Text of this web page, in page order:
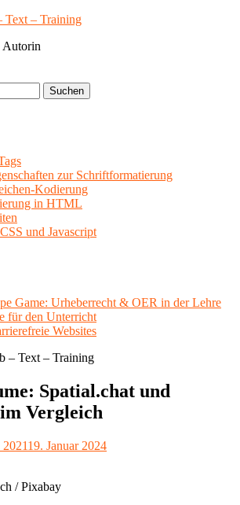
Text – Training
Autorin
zur Schriftformatierung
Kodierung
in HTML
und Javascript
Game: Urheberrecht & OER in der Lehre
für den Unterricht
Websites
Spatial.chat und
Vergleich
19. Januar 2024
/ Pixabay